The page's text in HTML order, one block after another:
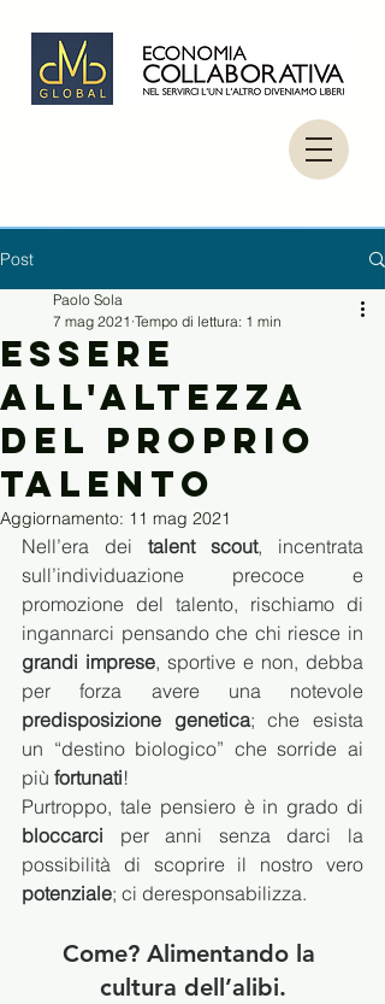
Post
Essere
all'altezza
del proprio
talento
Paolo Sola
7 mag 2021 Tempo di lettura: 1 min
Aggiornamento: 11 mag 2021
Nell’era dei talent scout, incentrata
sull’individuazione precoce e
promozione del talento, rischiamo di
grandi imprese, sportive e non, debba
predisposizione genetica; che esista
un “destino biologico” che sorride ai
più fortunati!
bloccarci per anni senza darci la
potenziale; ci deresponsabilizza.
Come? Alimentando la
cultura dell’alibi.